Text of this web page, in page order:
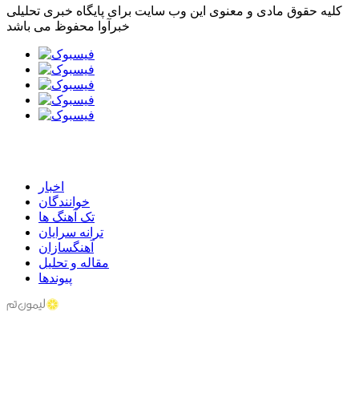
کلیه حقوق مادی و معنوی این وب سایت برای پایگاه خبری تحلیلی
خبرآوا محفوظ می باشد
اخبار
خوانندگان
تک آهنگ ها
ترانه سرایان
آهنگسازان
مقاله و تحلیل
پیوندها